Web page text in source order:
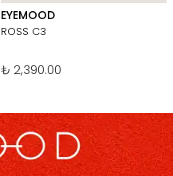
EYEMOOD
ROSS C3
₺ 2,390.00